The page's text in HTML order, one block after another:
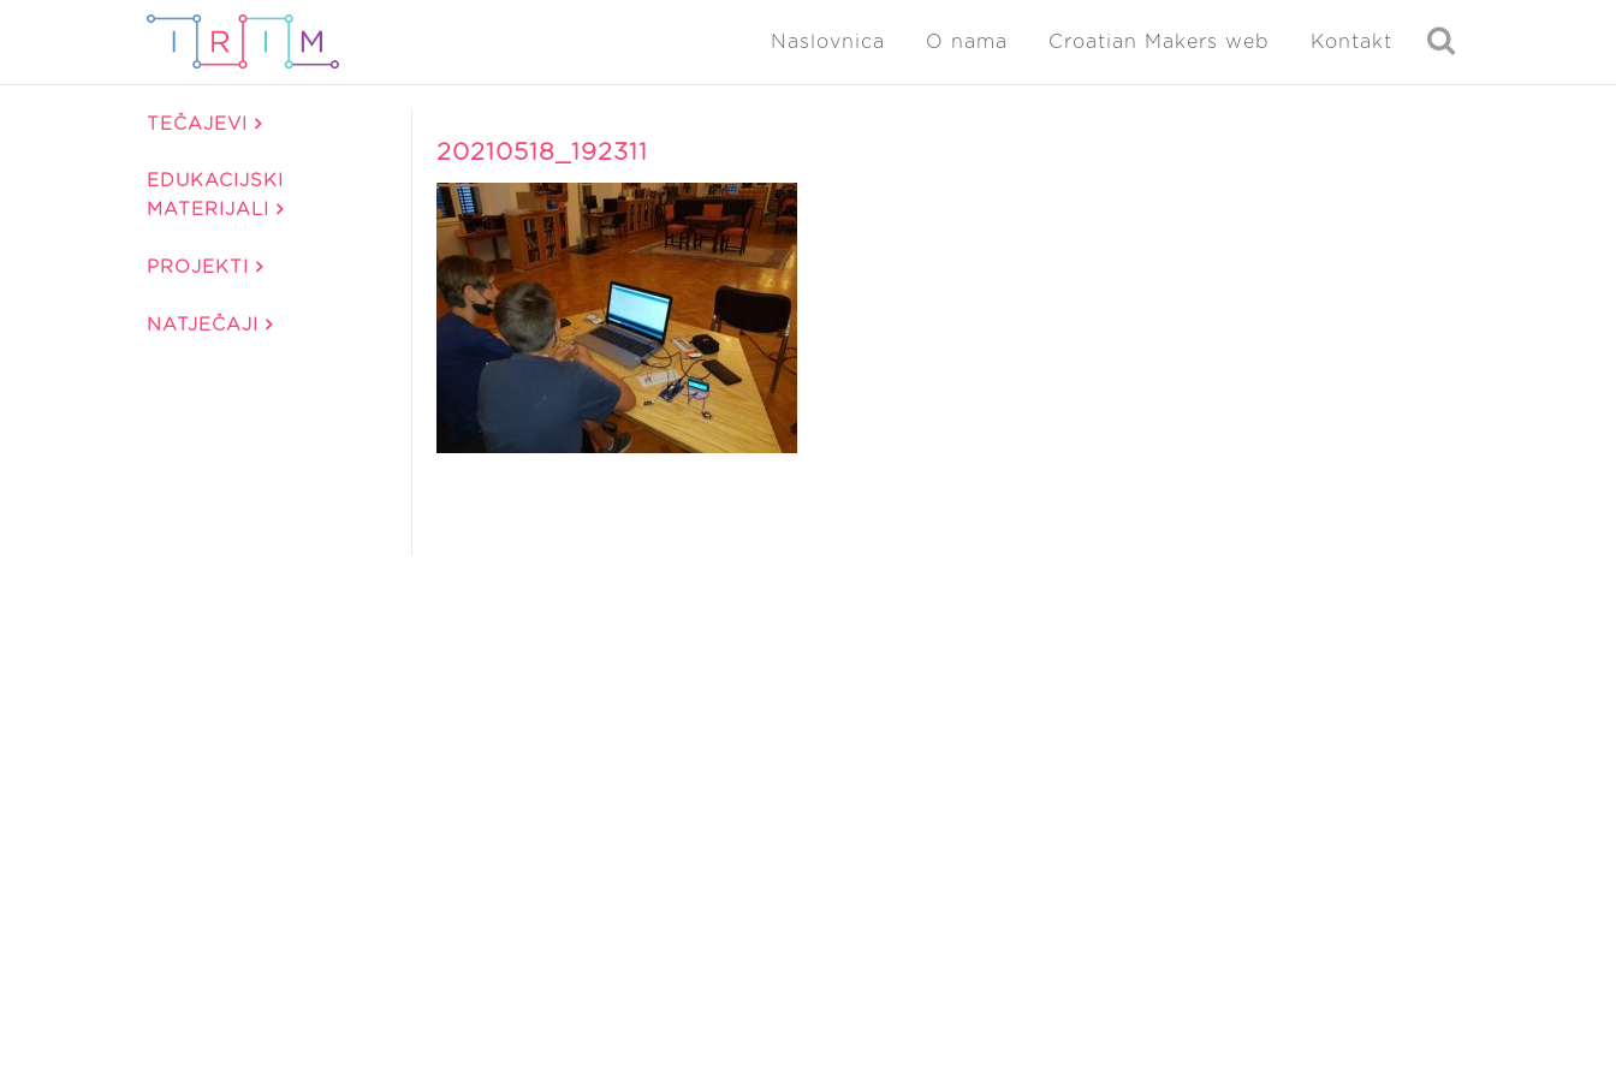
Naslovnica O nama Croatian Makers web Kontakt
TEČAJEVI
EDUKACIJSKI
MATERIJALI
PROJEKTI
NATJEČAJI
20210518_192311